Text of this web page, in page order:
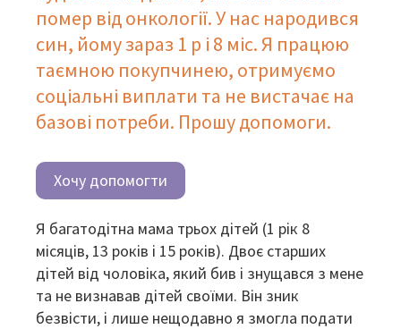
помер від онкології. У нас народився
син, йому зараз 1 р і 8 міс. Я працюю
таємною покупчинею, отримуємо
соціальні виплати та не вистачає на
базові потреби. Прошу допомоги.
Хочу допомогти
Я багатодітна мама трьох дітей (1 рік 8
місяців, 13 років і 15 років). Двоє старших
дітей від чоловіка, який бив і знущався з мене
та не визнавав дітей своїми. Він зник
безвісти, і лише нещодавно я змогла подати